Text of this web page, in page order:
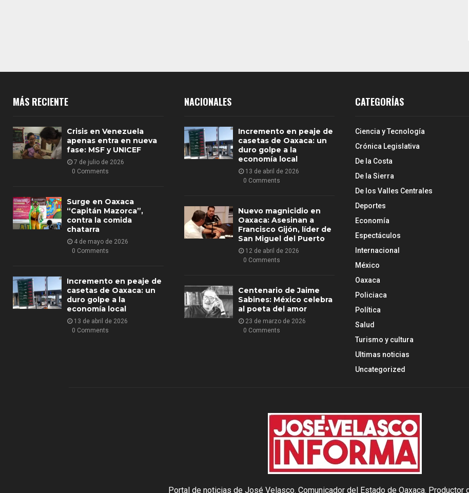
MÁS RECIENTE
Crisis en Venezuela
apenas entra en nueva
fase: MSF y UNICEF
7 de julio de 2026
0 Comments
Surge en Oaxaca
“Capitán Mazorca”,
contra la comida
chatarra
4 de mayo de 2026
0 Comments
Incremento en peaje de
casetas de Oaxaca: un
duro golpe a la
economía local
13 de abril de 2026
0 Comments
NACIONALES
Incremento en peaje de
casetas de Oaxaca: un
duro golpe a la
economía local
13 de abril de 2026
0 Comments
Nuevo magnicidio en
Oaxaca: Asesinan a
Francisco Gijón, líder de
San Miguel del Puerto
12 de abril de 2026
0 Comments
Centenario de Jaime
Sabines: México celebra
al poeta del amor
23 de marzo de 2026
0 Comments
CATEGORÍAS
Ciencia y Tecnología
Crónica Legislativa
De la Costa
De la Sierra
De los Valles Centrales
Deportes
Economía
Espectáculos
Internacional
México
Oaxaca
Policiaca
Política
Salud
Turismo y cultura
Ultimas noticias
Uncategorized
Portal de noticias de José Velasco. Comunicador del Estado de Oaxaca. Productor